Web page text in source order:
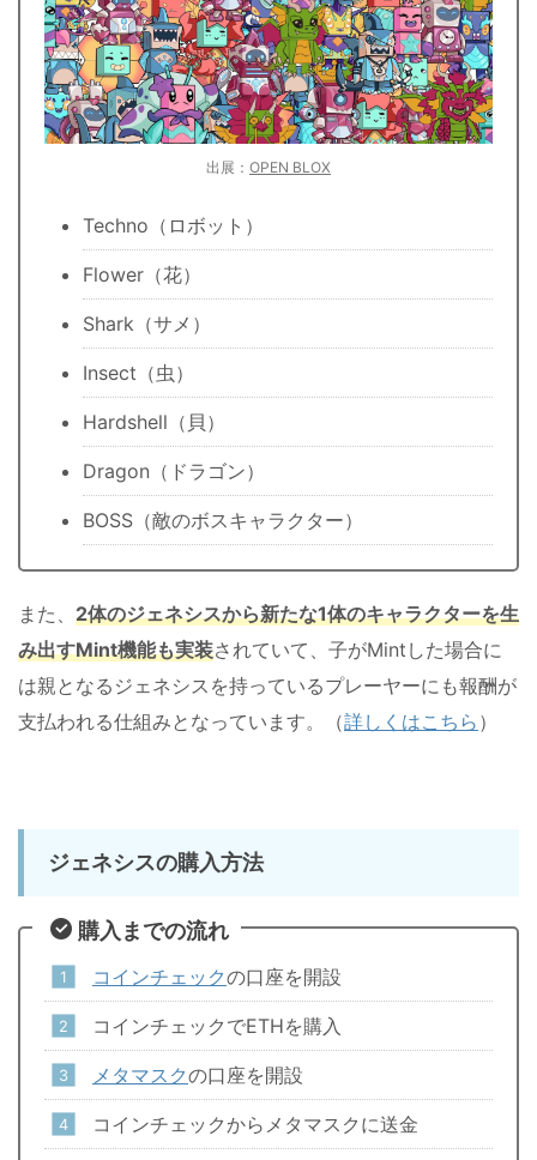
出展： OPEN BLOX
Techno（ロボット）
Flower（花）
Shark（サメ）
Insect（虫）
Hardshell（貝）
Dragon（ドラゴン）
BOSS（敵のボスキャラクター）
また、 2体のジェネシスから新たな1体のキャラクターを生
み出すMint機能も実装されていて、子がMintした場合に
は親となるジェネシスを持っているプレーヤーにも報酬が
支払われる仕組みとなっています。（詳しくはこちら ）
ジェネシスの購入方法
購入までの流れ
コインチェックの口座を開設
コインチェックでETHを購入
メタマスクの口座を開設
コインチェックからメタマスクに送金